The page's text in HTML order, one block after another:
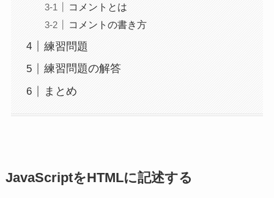
コメントとは
コメントの書き方
練習問題
練習問題の解答
まとめ
JavaScriptをHTMLに記述する